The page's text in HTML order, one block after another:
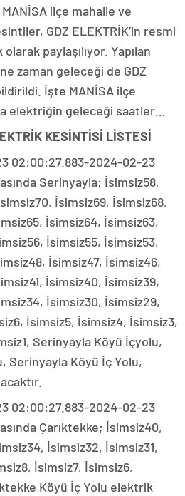
ilçe mahalle ve
GDZ ELEKTRİK’in resmi
paylaşılıyor. Yapılan
zaman geleceği de GDZ
İşte MANİSA ilçe
elektriğin geleceği saatler…
KESİNTİSİ LİSTESİ
02:00:27.883-2024-02-23
Serinyayla; İsimsiz58,
İsimsiz69, İsimsiz68,
İsimsiz64, İsimsiz63,
İsimsiz55, İsimsiz53,
İsimsiz47, İsimsiz46,
İsimsiz40, İsimsiz39,
İsimsiz30, İsimsiz29,
İsimsiz5, İsimsiz4, İsimsiz3,
Serinyayla Köyü İçyolu,
Serinyayla Köyü İç Yolu,
02:00:27.883-2024-02-23
Çarıktekke; İsimsiz40,
İsimsiz32, İsimsiz31,
İsimsiz7, İsimsiz6,
Köyü İç Yolu elektrik